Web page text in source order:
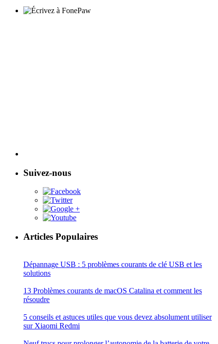
Suivez-nous
Articles Populaires
Dépannage USB : 5 problèmes courants de clé USB et les
solutions
13 Problèmes courants de macOS Catalina et comment les
résoudre
5 conseils et astuces utiles que vous devez absolument utiliser
sur Xiaomi Redmi